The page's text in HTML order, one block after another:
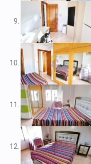
V2125
V2127
V2139
V2148
V2156
V2159
V2160
V2161
V2163
V2165
V2172
V2177
V2178
V2183
V2187